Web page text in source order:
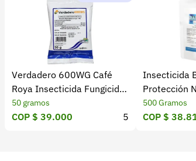
Verdadero 600WG Café
Roya Insecticida Fungicida
ICA
50 gramos
COP $ 39.000 5
Insecticida
Protección
Insectos
500 Gramos
COP $